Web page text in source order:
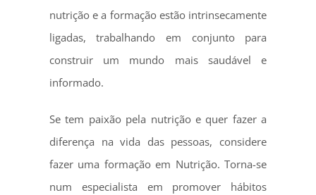
nutrição e a formação estão intrinsecamente
ligadas, trabalhando em conjunto para
construir um mundo mais saudável e
informado.
Se tem paixão pela nutrição e quer fazer a
diferença na vida das pessoas, considere
fazer uma formação em Nutrição. Torna-se
num especialista em promover hábitos